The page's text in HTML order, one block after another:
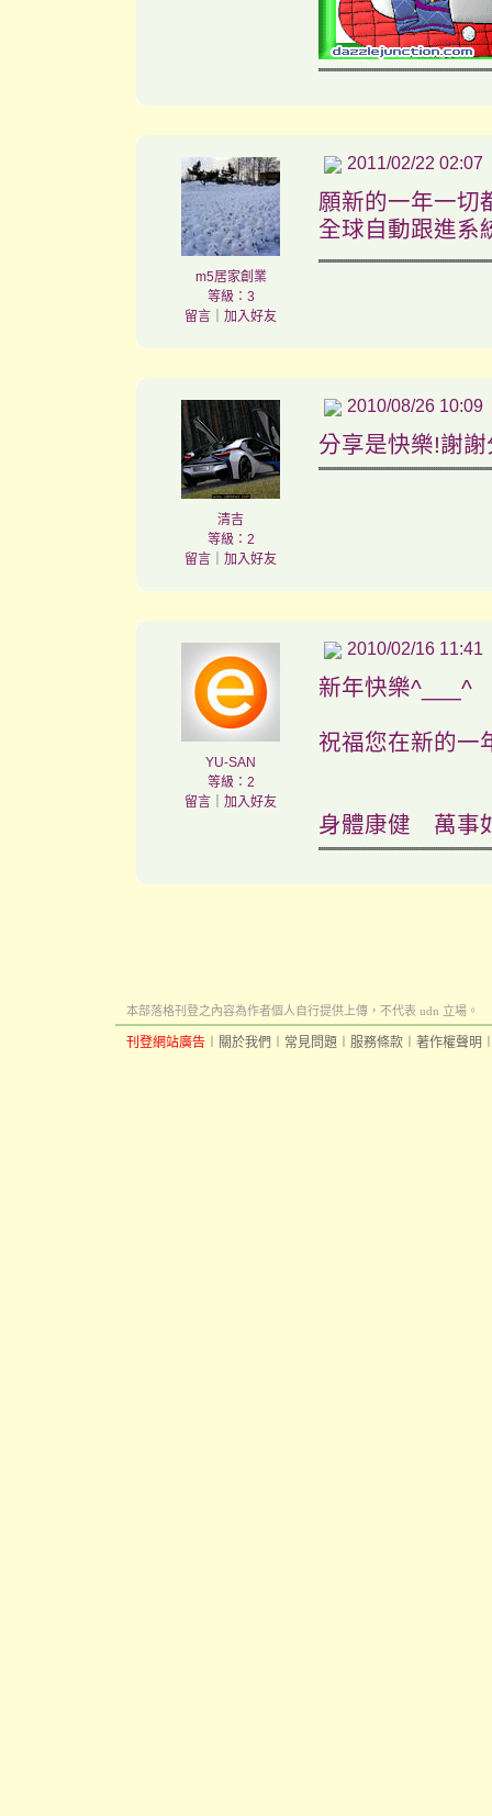
m5居家創業
等級：3
留言
加入好友
2011/02/22 02:07
願新的一年一切
全球自動跟進系
清吉
等級：2
留言
加入好友
2010/08/26 10:09
分享是快樂!謝
YU-SAN
等級：2
留言
加入好友
2010/02/16 11:41
新年快樂^___^
祝福您在新的一
身體康健 萬事
本部落格刊登之內容為作者個人自行提供上傳，不代表 udn 立場。
刊登網站廣告 關於我們 常見問題 服務條款 著作權聲明